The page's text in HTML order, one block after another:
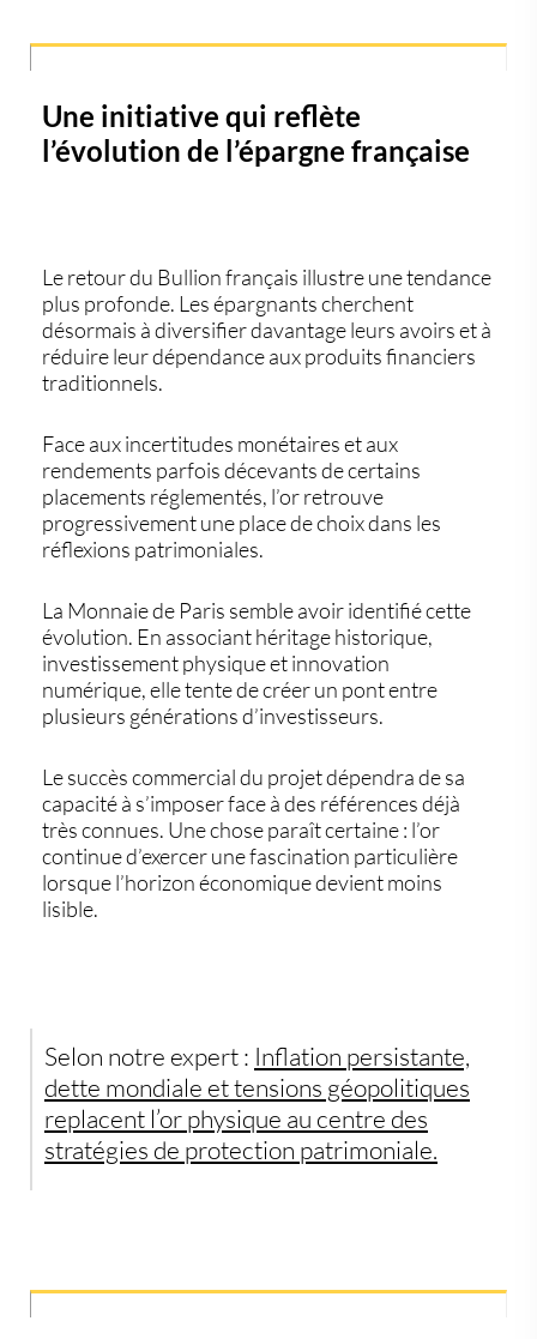
Une initiative qui reflète
l’évolution de l’épargne française
Le retour du Bullion français illustre une tendance
plus profonde. Les épargnants cherchent
désormais à diversifier davantage leurs avoirs et à
réduire leur dépendance aux produits financiers
traditionnels.
Face aux incertitudes monétaires et aux
rendements parfois décevants de certains
placements réglementés, l’or retrouve
progressivement une place de choix dans les
réflexions patrimoniales.
La Monnaie de Paris semble avoir identifié cette
évolution. En associant héritage historique,
investissement physique et innovation
numérique, elle tente de créer un pont entre
plusieurs générations d’investisseurs.
Le succès commercial du projet dépendra de sa
capacité à s’imposer face à des références déjà
très connues. Une chose paraît certaine : l’or
continue d’exercer une fascination particulière
lorsque l’horizon économique devient moins
lisible.
Selon notre expert : Inflation persistante,
dette mondiale et tensions géopolitiques
replacent l’or physique au centre des
stratégies de protection patrimoniale.